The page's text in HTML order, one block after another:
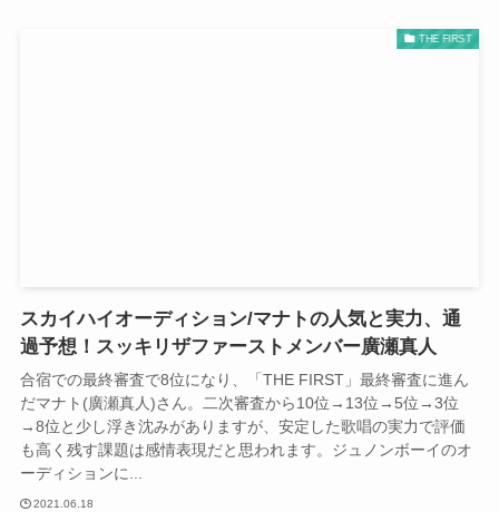
THE FIRST
スカイハイオーディション/マナトの人気と実力、通
過予想！スッキリザファーストメンバー廣瀬真人
合宿での最終審査で8位になり、「THE FIRST」最終審査に進ん
だマナト(廣瀬真人)さん。二次審査から10位→13位→5位→3位
→8位と少し浮き沈みがありますが、安定した歌唱の実力で評価
も高く残す課題は感情表現だと思われます。ジュノンボーイのオ
ーディションに...
2021.06.18